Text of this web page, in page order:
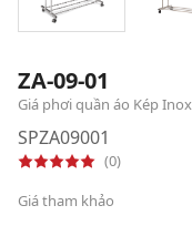
ZA-09-01
Giá phơi quần áo Kép Inox
SPZA09001
(0)
Giá tham khảo